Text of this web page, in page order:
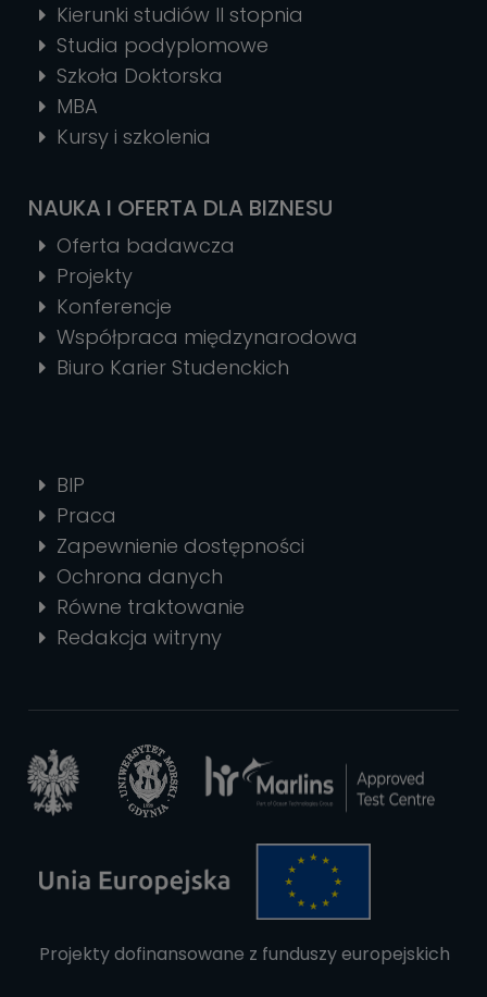
Kierunki studiów II stopnia
Studia podyplomowe
Szkoła Doktorska
MBA
Kursy i szkolenia
NAUKA I OFERTA DLA BIZNESU
Oferta badawcza
Projekty
Konferencje
Współpraca międzynarodowa
Biuro Karier Studenckich
BIP
Praca
Zapewnienie dostępności
Ochrona danych
Równe traktowanie
Redakcja witryny
Projekty dofinansowane z funduszy europejskich